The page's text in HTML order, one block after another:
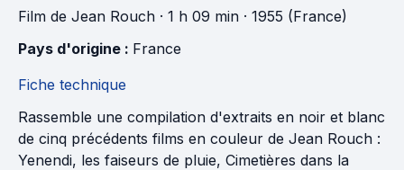
Film de Jean Rouch · 1 h 09 min · 1955 (France)
Pays d'origine : France
Fiche technique
Rassemble une compilation d'extraits en noir et blanc
de cinq précédents films en couleur de Jean Rouch :
Yenendi, les faiseurs de pluie, Cimetières dans la